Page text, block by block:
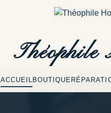
ACCUEIL BOUTIQUE
Théophile